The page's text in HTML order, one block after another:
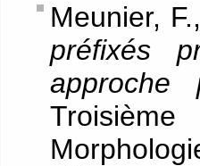
Meunier,
préfixés
approche